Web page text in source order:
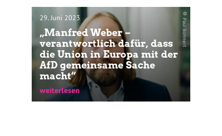
und Anna Deparnay-Grunenberg fordern
die EU-Kommission auf,...
weiterlesen
© Paul Bohnert
29. Juni 2023
„Manfred Weber –
verantwortlich dafür, dass
die Union in Europa mit der
AfD gemeinsame Sache
macht“
weiterlesen